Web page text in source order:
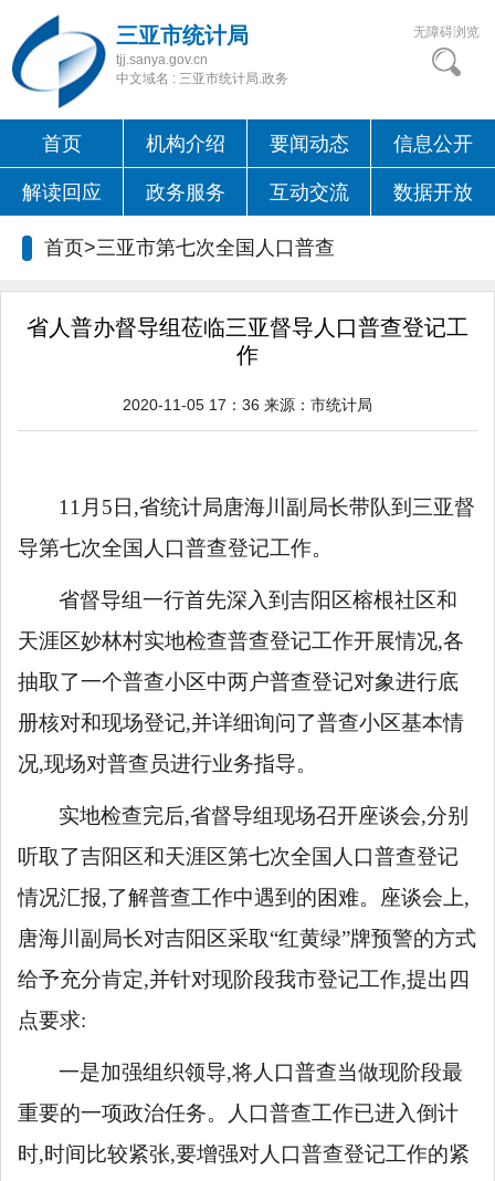
三亚市统计局
tjj.sanya.gov.cn
中文域名 : 三亚市统计局.政务
无障碍浏览
首页 机构介绍 要闻动态 信息公开
解读回应 政务服务 互动交流 数据开放
首页>三亚市第七次全国人口普查
省人普办督导组莅临三亚督导人口普查登记工
作
2020-11-05 17：36 来源： 市统计局
11月5日,省统计局唐海川副局长带队到三亚督
导第七次全国人口普查登记工作。
省督导组一行首先深入到吉阳区榕根社区和
天涯区妙林村实地检查普查登记工作开展情况,各
抽取了一个普查小区中两户普查登记对象进行底
册核对和现场登记,并详细询问了普查小区基本情
况,现场对普查员进行业务指导。
实地检查完后,省督导组现场召开座谈会,分别
听取了吉阳区和天涯区第七次全国人口普查登记
情况汇报,了解普查工作中遇到 的困难。座谈会上,
唐海川副局长对吉阳区采取“红黄绿”牌预警的方式
给予充分肯定,并针对现阶段我市登记工作,提出四
点要求:
一是加强组织领导,将人口普查当做现阶段最
重要的一项政治任务。人口普查工作已进入倒计
时,时间比较紧张,要增强对人口普查登记工作的紧